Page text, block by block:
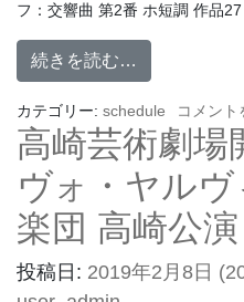
フ：交響曲 第2番 ホ短調 作品
続きを読む…
カテゴリー: schedule コメント
高崎芸術劇場
ヴォ・ヤル
楽団 高崎公演
投稿日: 2019年2月8日